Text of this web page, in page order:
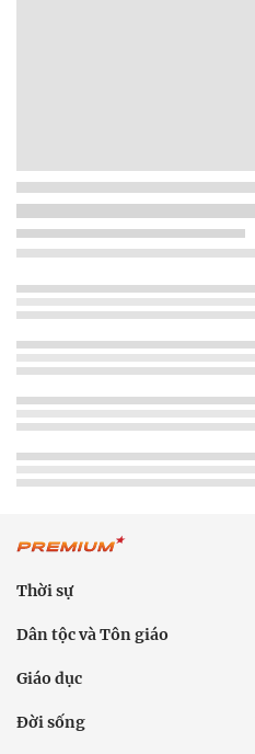
Thời sự
Dân tộc và Tôn giáo
Giáo dục
Đời sống